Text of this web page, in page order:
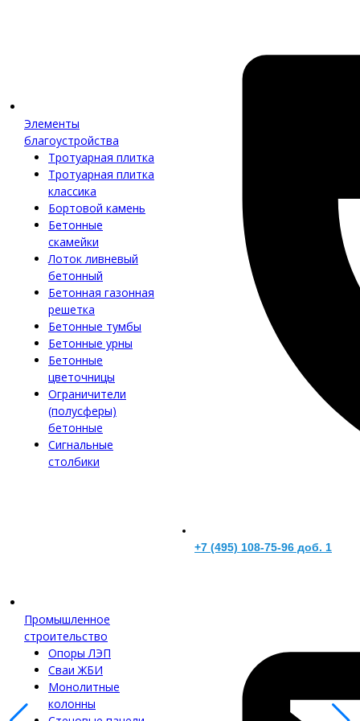
Элементы
благоустройства
Тротуарная плитка
Тротуарная плитка
классика
Бортовой камень
Бетонные
скамейки
Лоток ливневый
бетонный
Бетонная газонная
решетка
Бетонные тумбы
Бетонные урны
Бетонные
цветочницы
Ограничители
(полусферы)
бетонные
Сигнальные
столбики
Промышленное
строительство
Опоры ЛЭП
Сваи ЖБИ
Монолитные
колонны
+7 (495) 108-75-96 доб. 1